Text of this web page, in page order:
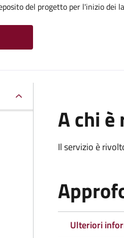
del progetto per l'inizio dei
A chi
Il servizio è
Ulteriori